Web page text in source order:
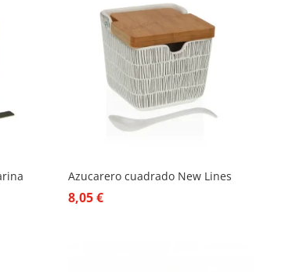
Azucarero cuadrado New Lines
8,05€